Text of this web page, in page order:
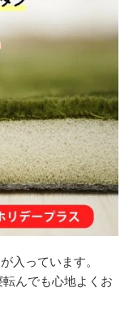
入っています。
んでも心地よくお